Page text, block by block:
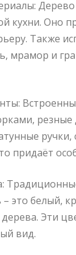
Дерево
кухни. Оно
Также
мрамор и
резные
ручки,
придаёт
– это белый,
Эти
вид.